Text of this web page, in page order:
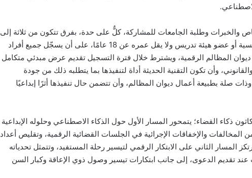
والخبرات وطلبة الجامعات للمشاركة، كلٌّ على حدة، بفرق تتكون من ثلاثة إلى
خمسة أفراد لكل فريق، يكون قائده سعودي الجنسية أو عضو هيئة تدريس ولا يقل عمره عن 18 عامًا، على أن يسجّل جميع أفراد
ديوان المظالم الرقمية، ويشترط خلال فترة التسجيل تقديم عرض مبدئي متكامل
وأن تكون التقنية الحديثة أداة لتنفيذها بما يتطلبه ذلك من جودة
صلة بطبيعة أعمال ديوان المظالم، وأن تتضمن حال تنفيذها أثرًا إبداعيًا
ذكاء القضاء؛ يتمحور المسار الأول حول الذكاء الاصطناعي وحلوله الإبداعية
المخالفات والإخفاقات الإجرائية في الجلسات القضائية الرقمية، وتقليص أعداد
المسار الثاني على الابتكار الرقمي لتيسير رحلة المستفيد، وتتمثل تحدياته
تقديم الدعوى، إلى جانب ابتكارات تيسير وصول ذوي الإعاقة وكبار السن